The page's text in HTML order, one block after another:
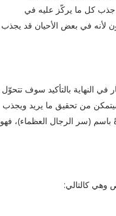
جذب كل ما يركّز عليه في
لأنه في بعض الأحيان قد يجذب
النهاية بالتأكيد سوف تتحوّل
من تحقيق ما يريد ويجذب
باسم (سر الرجال العظماء)، فهو
كالتالي: